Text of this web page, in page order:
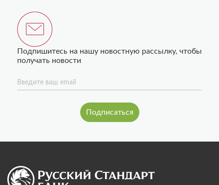
Подпишитесь на нашу новостную рассылку, чтобы
получать новости
Введите ваш email